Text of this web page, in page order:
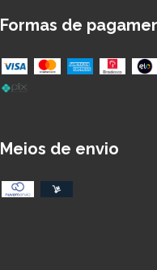
Formas de
Meios de envio